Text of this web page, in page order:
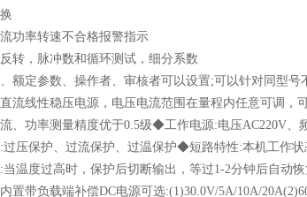
功率转速不合格报警指示
转，脉冲数和循环测试，细分系数
额定参数、操作者、审核者可以设置;可以针对同型号
流线性稳压电源，电压电流范围在量程内任意可调，
、功率测量精度优于0.5级◆工作电源:电压AC220V、
压保护、过流保护、过温保护◆短路特性:本机工作状
温度过高时，保护后切断输出，等过1-2分钟后自动
置带负载端补偿DC电源可选:(1)30.0V/5A/10A/